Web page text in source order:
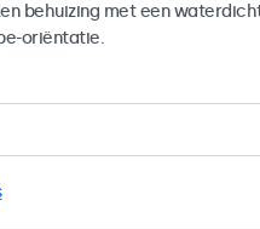
behuizing met een
oriëntatie.